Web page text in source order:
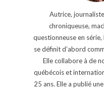
Autrice,
chroniqueuse,
questionneuse en
se définit d’abord
Elle collabore à de
québécois et
25 ans. Elle a publié